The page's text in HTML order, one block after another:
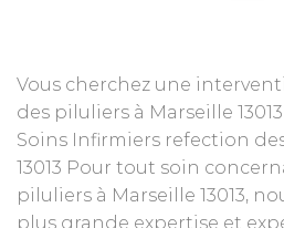
Vous cherchez une
des piluliers à Marseille
Soins Infirmiers refection
13013 Pour tout soin
piluliers à Marseille 13013,
plus grande expertise et